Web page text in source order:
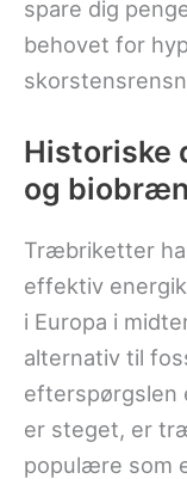
spare dig
behovet for
Historiske
og
Træbriketter
effektiv
i Europa i
alternativ til
efterspørgslen
er steget, er
populære som